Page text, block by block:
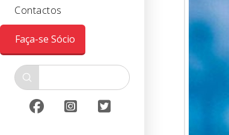
Contactos
Faça-se Sócio
Search
Submit